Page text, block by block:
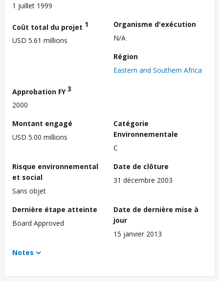
1 juillet 1999
Coût total du projet 1
USD 5.61 millions
Organisme d'exécution
N/A
Région
Eastern and Southern Africa
Approbation FY3
2000
Montant engagé
USD 5.00 millions
Catégorie
Environnementale
C
Risque environnemental
et social
Sans objet
Date de clôture
31 décembre 2003
Dernière étape atteinte
Board Approved
Date de dernière mise à
jour
15 janvier 2013
Notes